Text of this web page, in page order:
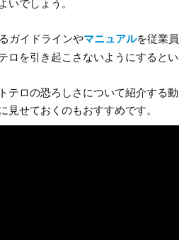
ガイドラインやマニュアルを従業員
ロを引き起こさないようにするとい
テロの恐ろしさについて紹介する動
見せておくのもおすすめです。